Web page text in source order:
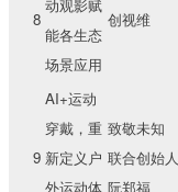
8
动观影赋
能各生态
场景应用
创视维
9
AI+运动
穿戴，重
新定义户
外运动体
致敬未知
联合创始人
阮郑福